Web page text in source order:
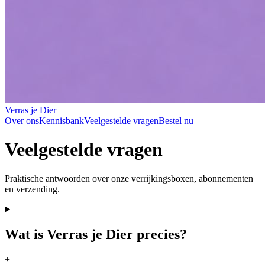
Verras je Dier
Over onsKennisbankVeelgestelde vragenBestel nu
Veelgestelde vragen
Praktische antwoorden over onze verrijkingsboxen, abonnementen
en verzending.
Wat is Verras je Dier precies?
+